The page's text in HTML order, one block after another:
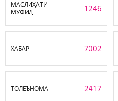
МАСЛИҲАТИ
МУФИД
1246
ХАБАР 7002
ТОЛЕЪНОМА 2417